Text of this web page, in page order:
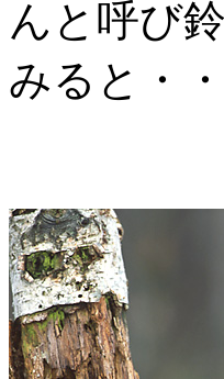
んと呼び
みると・・